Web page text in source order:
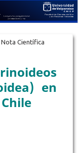
Nota Científica
en